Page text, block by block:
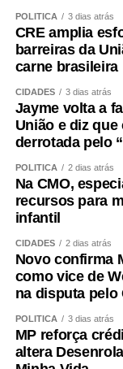
POLÍTICA 3 dias atrás
CRE amplia
barreiras da
carne brasileira
CIDADES 3 dias atrás
Jayme volta a
União e diz
derrotada pelo
POLÍTICA 2 dias atrás
Na CMO,
recursos para
infantil
CIDADES 2 dias atrás
Novo confirma
como vice de
na disputa pelo
POLÍTICA 3 dias atrás
MP reforça
altera